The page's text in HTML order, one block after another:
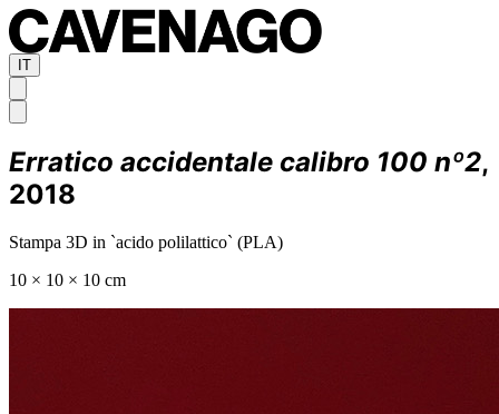
IT
Erratico accidentale calibro 100 nº2,
2018
Stampa 3D in `acido polilattico` (PLA)
10 × 10 × 10 cm